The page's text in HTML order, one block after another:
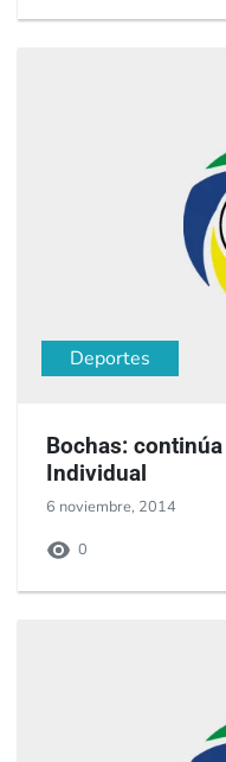
Deportes
Bochas:
Individual
6 noviembre, 2014
0